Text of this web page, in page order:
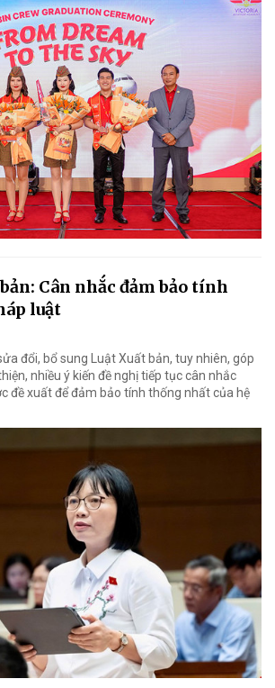
Cân nhắc đảm bảo tính
luật
đổi, bổ sung Luật Xuất bản, tuy nhiên, góp
nhiều ý kiến đề nghị tiếp tục cân nhắc
đề xuất để đảm bảo tính thống nhất của hệ